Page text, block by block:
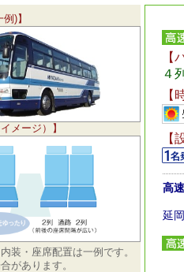
)】
メージ）】
装・座席配置は一例です。
があります。
【
４
高
延